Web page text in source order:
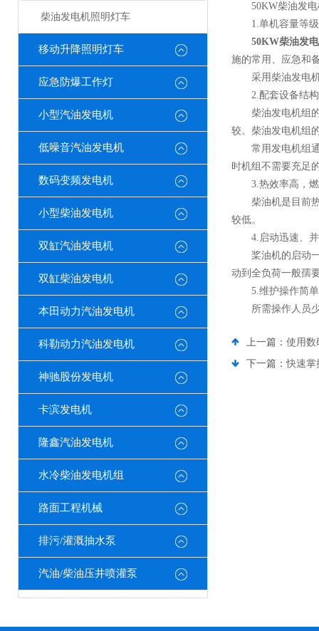
柴油发电机照明灯车
移动升降照明灯车
应急防爆工作灯
小型汽油发电机
低噪音汽油发电机
数码变频发电机
小型柴油发电机
双缸汽油发电机
双缸柴油发电机
本田动力汽油发电机
科勒动力汽油发电机
神驰股份发电机
卡滨发电机
隆鑫汽油发电机
水冷柴油发电机组
路面工程机械
排污/灌溉抽水泵
汽油/柴油压井喷灌泵
50KW柴油发电
1.单机容量等级
50KW柴油发
施的常用、应急和
采用柴油发电机
2.配套设备结构
柴油发电机组的
较。柴油发电机组
常用发电机组通
时机组不需要充足
3.热效率高，燃
柴油机是目前热
较低。
4.启动迅速、并
桨油机的启动一
动到全负荷一般孺
5.维护操作简单
所需操作人员少
上一篇： 使用数
下一篇：快速掌